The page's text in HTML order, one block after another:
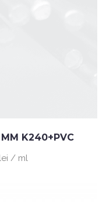
K240+PVC
/ ml